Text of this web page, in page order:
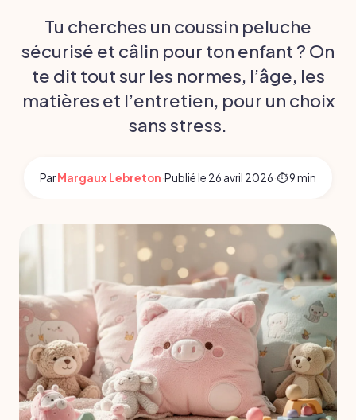
Tu cherches un coussin peluche
sécurisé et câlin pour ton enfant ? On
te dit tout sur les normes, l’âge, les
matières et l’entretien, pour un choix
sans stress.
ParMargaux Lebreton·Publié le 26 avril 2026·⏱ 9 min